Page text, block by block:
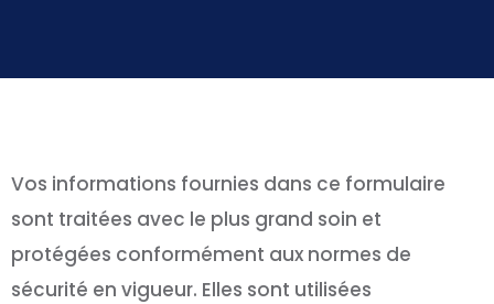
Vos informations fournies dans ce formulaire
sont traitées avec le plus grand soin et
protégées conformément aux normes de
sécurité en vigueur. Elles sont utilisées